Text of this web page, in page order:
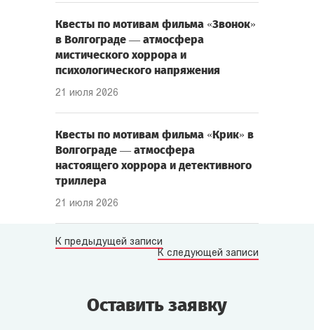
Квесты по мотивам фильма «Звонок»
в Волгограде — атмосфера
мистического хоррора и
психологического напряжения
21 июля 2026
Квесты по мотивам фильма «Крик» в
Волгограде — атмосфера
настоящего хоррора и детективного
триллера
21 июля 2026
К предыдущей записи
К следующей записи
Оставить заявку